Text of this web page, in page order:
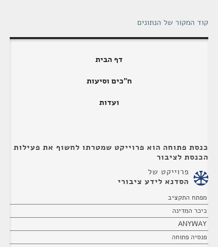
קוד המקור של הנתונים
דף הבית
ח"כים וסיעות
ועדות
כנסת פתוחה הוא פרוייקט שמטרתו לחשוף את פעילות
הכנסת לציבור
פרוייקט של
הסדנא לידע ציבורי
מפתח התקציב
כיכר המדינה
ANYWAY
פנסיה פתוחה